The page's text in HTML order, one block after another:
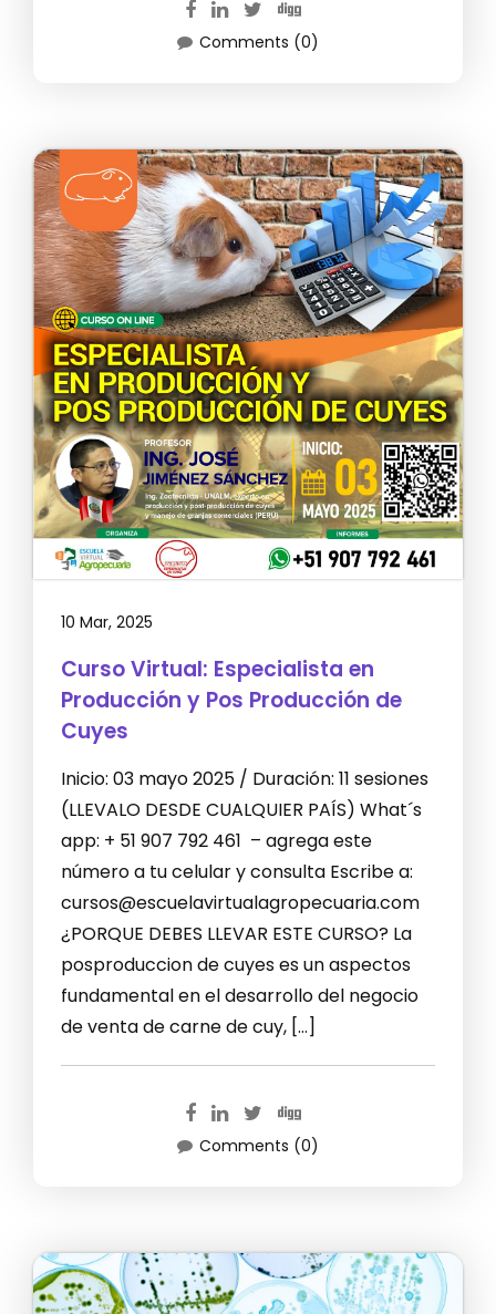
Comments (0)
10 Mar, 2025
Curso Virtual: Especialista en
Producción y Pos Producción de
Cuyes
Inicio: 03 mayo 2025 / Duración: 11 sesiones
(LLEVALO DESDE CUALQUIER PAÍS) What´s
app: + 51 907 792 461 – agrega este
número a tu celular y consulta Escribe a:
cursos@escuelavirtualagropecuaria.com
¿PORQUE DEBES LLEVAR ESTE CURSO? La
posproduccion de cuyes es un aspectos
fundamental en el desarrollo del negocio
de venta de carne de cuy, […]
Comments (0)